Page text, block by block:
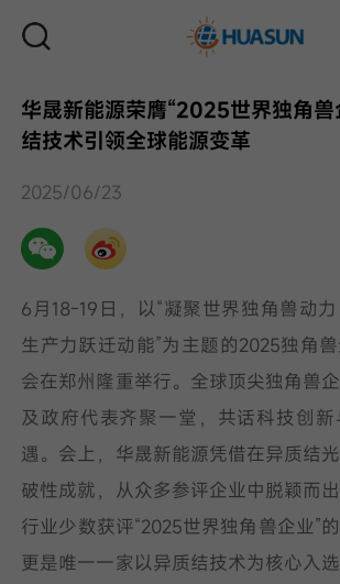
邮件
我已阅读并同意
隐私政策
华晟新能源荣膺“2025世界独角兽
结技术引领全球能源变革
2025/06/23
6月18-19日，以“凝聚世界独角兽动
生产力跃迁动能”为主题的2025独角
会在郑州隆重举行。全球顶尖独角兽
及政府代表齐聚一堂，共话科技创
遇。会上，华晟新能源凭借在异质结
破性成就，从众多参评企业中脱颖而
行业少数获评“2025世界独角兽企业”
更是唯一一家以异质结技术为核心入选